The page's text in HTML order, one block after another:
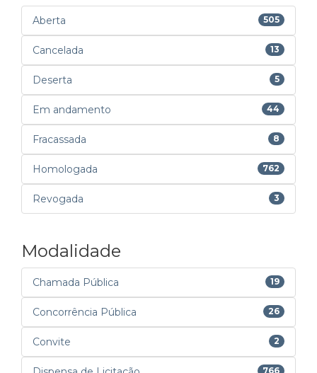
Aberta 505
Cancelada 13
Deserta 5
Em andamento 44
Fracassada 8
Homologada 762
Revogada 3
Modalidade
Chamada Pública 19
Concorrência Pública 26
Convite 2
766